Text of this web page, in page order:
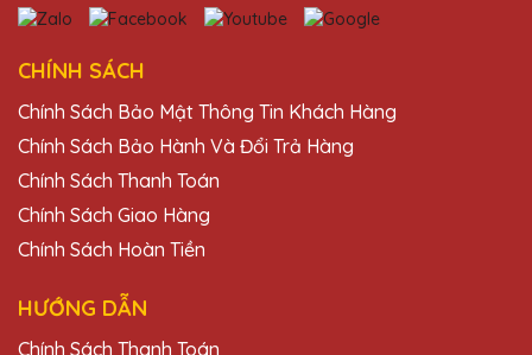
CHÍNH SÁCH
Chính Sách Bảo Mật Thông Tin Khách Hàng
Chính Sách Bảo Hành Và Đổi Trả Hàng
Chính Sách Thanh Toán
Chính Sách Giao Hàng
Chính Sách Hoàn Tiền
HƯỚNG DẪN
Chính Sách Thanh Toán